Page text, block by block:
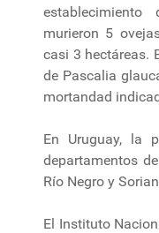
establecimiento
murieron 5
casi 3 hectáreas.
de Pascalia
mortandad
En Uruguay, la
departamentos
Río Negro y
El Instituto